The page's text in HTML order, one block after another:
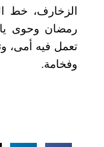
الزخارف، خط
رمضان وحوى
تعمل فيه أمى،
وفخامة.